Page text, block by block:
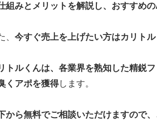
ミッ
認定
営業
組みとメリットを解説し、おすすめ
、 今すぐ売上を上げたい方はカリト
トルくんは、各業界を熟知した精鋭
くアポを獲得します。
から無料でご相談いただけますので